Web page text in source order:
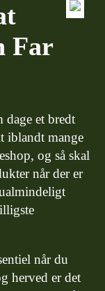
Far
et bredt
iblandt mange
og så skal
når der er
når du
herved er det